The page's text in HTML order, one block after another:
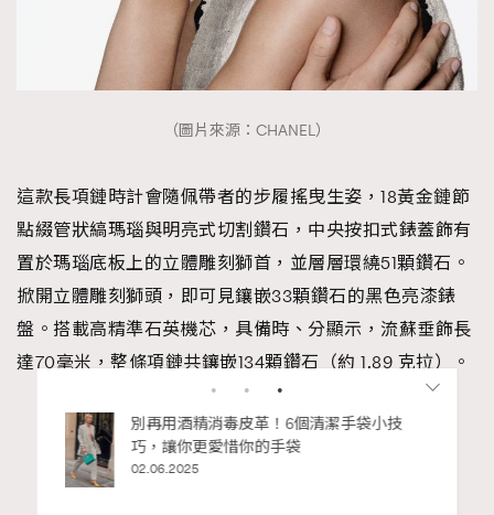
（圖片來源：CHANEL）
這款長項鏈時計會隨佩帶者的步履搖曳生姿，18黃金鏈節
點綴管狀縞瑪瑙與明亮式切割鑽石，中央按扣式錶蓋飾有
置於瑪瑙底板上的立體雕刻獅首，並層層環繞51顆鑽石。
掀開立體雕刻獅頭，即可見鑲嵌33顆鑽石的黑色亮漆錶
盤。搭載高精準石英機芯，具備時、分顯示，流蘇垂飾長
達70毫米，整條項鏈共鑲嵌134顆鑽石（約 1.89 克拉）。
Advertisement